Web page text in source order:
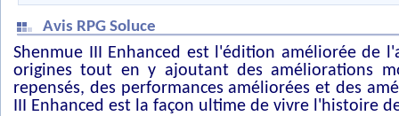
Avis RPG Soluce
Shenmue III Enhanced est l'édition améliorée de
origines tout en y ajoutant des améliorations
repensés, des performances améliorées et des
III Enhanced est la façon ultime de vivre l'histoire